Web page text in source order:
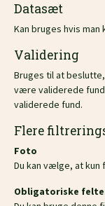
Datasæt
Kan bruges hvis
Validering
Bruges til at
være validerede
validerede fund.
Flere
Foto
Du kan vælge, at
Obligatoriske